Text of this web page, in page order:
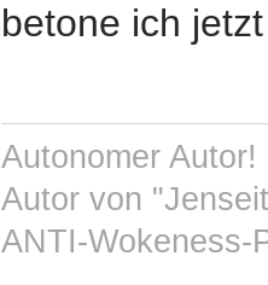
betone ich
Autonomer
Autor von
ANTI-Wokeness-